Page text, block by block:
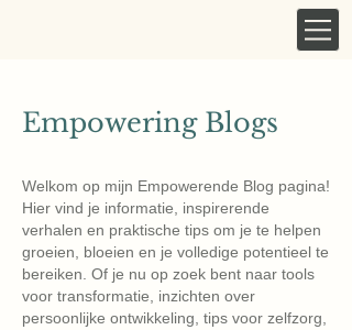
Empowering Blogs
Welkom op mijn Empowerende Blog pagina!
Hier vind je informatie, inspirerende
verhalen en praktische tips om je te helpen
groeien, bloeien en je volledige potentieel te
bereiken. Of je nu op zoek bent naar tools
voor transformatie, inzichten over
persoonlijke ontwikkeling, tips voor zelfzorg,